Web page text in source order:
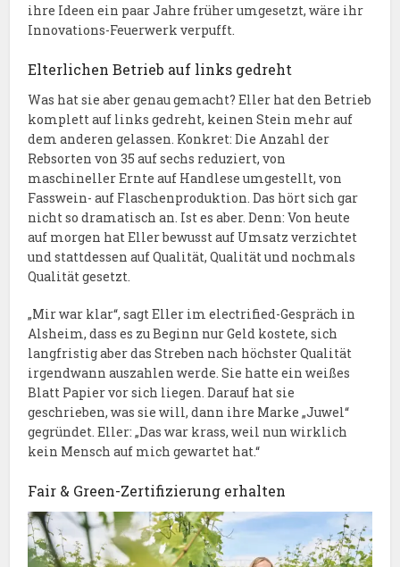
ihre Ideen ein paar Jahre früher umgesetzt, wäre ihr
Innovations-Feuerwerk verpufft.
Elterlichen Betrieb auf links gedreht
Was hat sie aber genau gemacht? Eller hat den Betrieb
komplett auf links gedreht, keinen Stein mehr auf
dem anderen gelassen. Konkret: Die Anzahl der
Rebsorten von 35 auf sechs reduziert, von
maschineller Ernte auf Handlese umgestellt, von
Fasswein- auf Flaschenproduktion. Das hört sich gar
nicht so dramatisch an. Ist es aber. Denn: Von heute
auf morgen hat Eller bewusst auf Umsatz verzichtet
und stattdessen auf Qualität, Qualität und nochmals
Qualität gesetzt.
„Mir war klar“, sagt Eller im electrified-Gespräch in
Alsheim, dass es zu Beginn nur Geld kostete, sich
langfristig aber das Streben nach höchster Qualität
irgendwann auszahlen werde. Sie hatte ein weißes
Blatt Papier vor sich liegen. Darauf hat sie
geschrieben, was sie will, dann ihre Marke „Juwel“
gegründet. Eller: „Das war krass, weil nun wirklich
kein Mensch auf mich gewartet hat.“
Fair & Green-Zertifizierung erhalten